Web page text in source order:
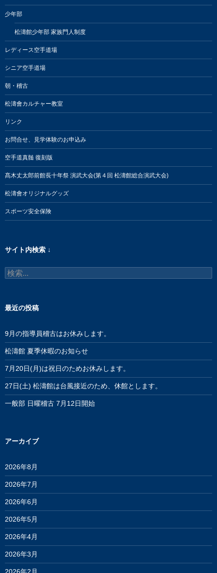
少年部
松濤館少年部 家族門人制度
レディース空手道場
シニア空手道場
朝・稽古
松濤會カルチャー教室
リンク
お問合せ、見学体験のお申込み
空手道真髄 復刻版
髙木丈太郎前館長十年祭 演武大会(第４回 松濤館総合演武大会)
松濤會オリジナルグッズ
スポーツ安全保険
サイト内検索 ↓
検
索:
最近の投稿
9月の指導員稽古はお休みします。
松濤館 夏季休暇のお知らせ
7月20日(月)は祝日のためお休みします。
27日(土) 松濤館は台風接近のため、休館とします。
一般部 日曜稽古 7月12日開始
アーカイブ
2026年8月
2026年7月
2026年6月
2026年5月
2026年4月
2026年3月